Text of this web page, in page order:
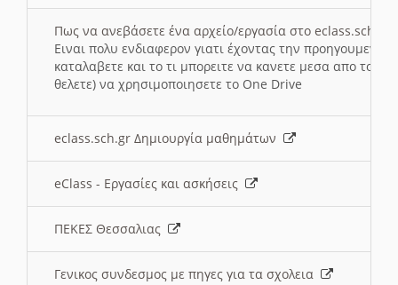
Πως να ανεβάσετε ένα αρχείο/εργασία στο eclass.sch.gr
Ειναι πολυ ενδιαφερον γιατι έχοντας την
καταλαβετε και το τι μπορειτε να κανετε μεσα απο το
θελετε) να χρησιμοποιησετε το One Drive
eclass.sch.gr Δημιουργία μαθημάτων
eClass - Εργασίες και ασκήσεις
ΠΕΚΕΣ Θεσσαλιας
Γενικος συνδεσμος με πηγες για τα σχολεια